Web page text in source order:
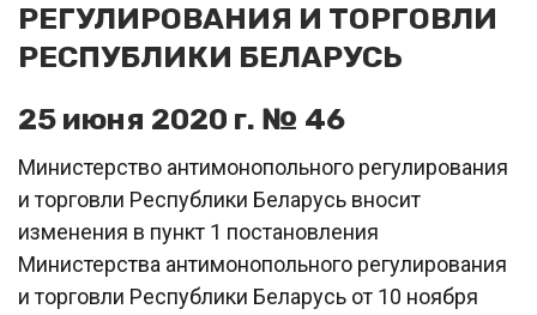
РЕГУЛИРОВАНИЯ И ТОРГОВЛИ
РЕСПУБЛИКИ БЕЛАРУСЬ
25 июня 2020 г. № 46
Министерство антимонопольного регулирования
и торговли Республики Беларусь вносит
изменения в пункт 1 постановления
Министерства антимонопольного регулирования
и торговли Республики Беларусь от 10 ноября